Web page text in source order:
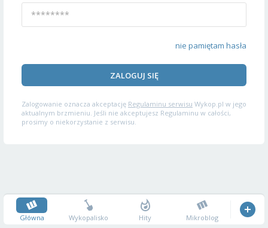
nie pamiętam hasła
ZALOGUJ SIĘ
Zalogowanie oznacza akceptację Regulaminu serwisu Wykop.pl w jego
aktualnym brzmieniu. Jeśli nie akceptujesz Regulaminu w całości,
prosimy o niekorzystanie z serwisu.
Główna Wykopalisko Hity Mikroblog